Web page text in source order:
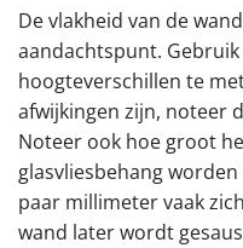
De vlakheid van de
aandachtspunt.
hoogteverschillen te
afwijkingen zijn, noteer
Noteer ook hoe groot
glasvliesbehang
paar millimeter vaak
wand later wordt